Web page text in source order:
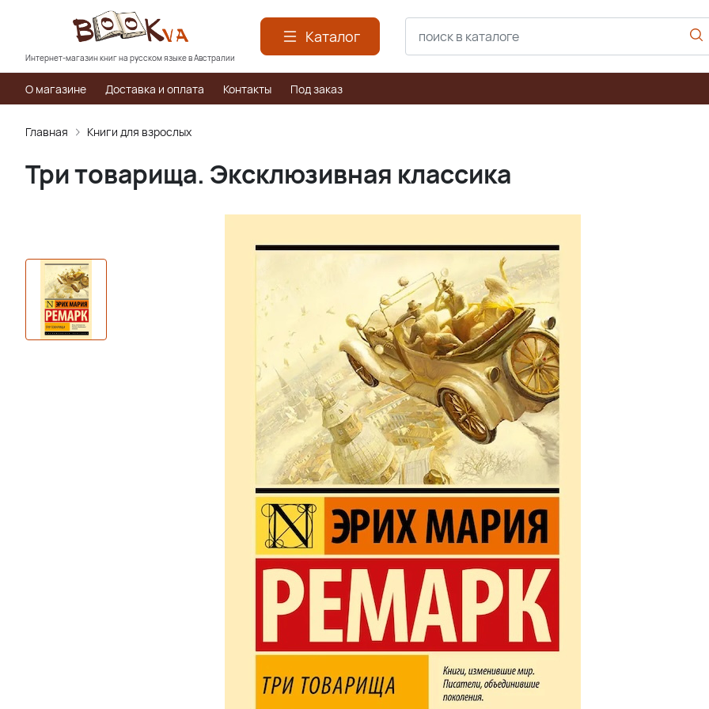
Интернет-магазин книг на русском языке в Австралии
Каталог
О магазине Доставка и оплата Контакты Под заказ
Главная Книги для взрослых
Три товарища. Эксклюзивная классика